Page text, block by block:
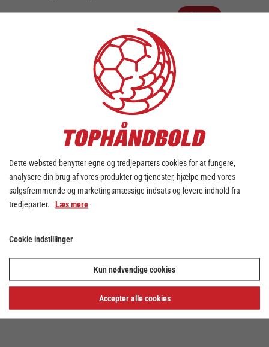
DEL
Bambusa Kvindeligaens indsamling mod den
kvarte million til Støt Brysterne er i fuld
Husk at du kan hjælpe din klub og ligaen på
vej mod målet ved at købe lækre kvalitets
Bambusa sokker - kontakt din favoritklub og
hør hvordan.
Elementet er blokeret
Denne foranstaltning er truffet for at overholde
få adgang til elementet ved at acceptere
cookies for elementet.
TILLAD COOKIES
Dette websted benytter egne og tredjeparters cookies for at fungere,
analysere din brug af vores produkter og tjenester, hjælpe med vores
salgsfremmende og marketingsmæssige indsats og levere indhold fra
tredjeparter. Læs mere
Cookie indstillinger
Kun nødvendige cookies
Accepter alle cookies